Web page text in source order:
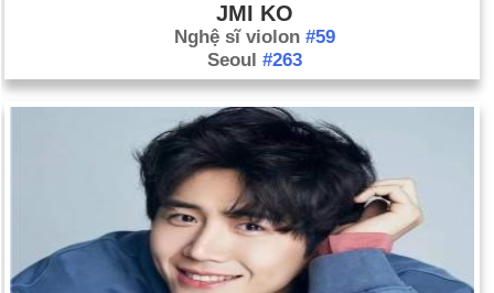
JMI KO
Nghệ sĩ violon #59
Seoul #263